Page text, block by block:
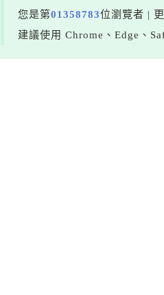
您是第01358783位瀏覽者 |
建議使用 Chrome、Edge、